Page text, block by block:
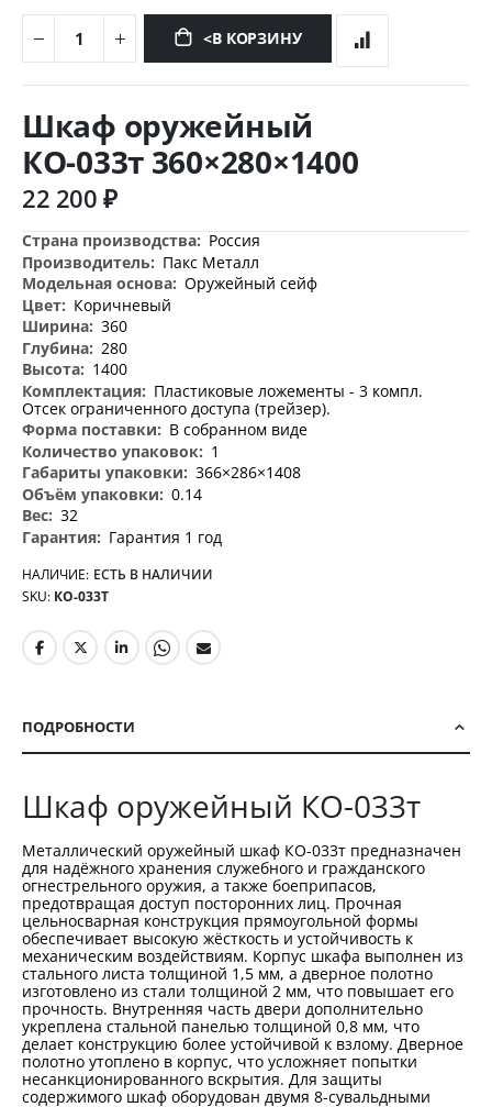
<В КОРЗИНУ
к
началу
изображений
Шкаф оружейный
КО-033т 360×280×1400
22 200 ₽
Дополнительная
информация
Россия
Пакс Металл
Оружейный сейф
Коричневый
360
280
1400
Пластиковые ложементы - 3 компл.
Отсек ограниченного доступа (трейзер).
В собранном виде
1
366×286×1408
0.14
32
Гарантия 1 год
НАЛИЧИЕ: ЕСТЬ В НАЛИЧИИ
SKU КО-033Т
ПОДРОБНОСТИ
Шкаф оружейный КО-033т
Металлический оружейный шкаф КО-033т предназначен
для надёжного хранения служебного и гражданского
огнестрельного оружия, а также боеприпасов,
предотвращая доступ посторонних лиц. Прочная
цельносварная конструкция прямоугольной формы
обеспечивает высокую жёсткость и устойчивость к
механическим воздействиям. Корпус шкафа выполнен из
стального листа толщиной 1,5 мм, а дверное полотно
изготовлено из стали толщиной 2 мм, что повышает его
прочность. Внутренняя часть двери дополнительно
укреплена стальной панелью толщиной 0,8 мм, что
делает конструкцию более устойчивой к взлому. Дверное
полотно утоплено в корпус, что усложняет попытки
несанкционированного вскрытия. Для защиты
содержимого шкаф оборудован двумя 8-сувальдными